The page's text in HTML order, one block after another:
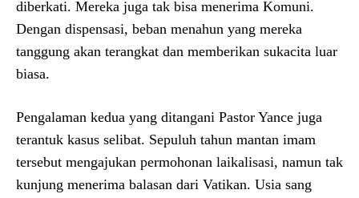
diberkati. Mereka juga tak bisa menerima Komuni.
Dengan dispensasi, beban menahun yang mereka
tanggung akan terangkat dan memberikan sukacita luar
biasa.
Pengalaman kedua yang ditangani Pastor Yance juga
terantuk kasus selibat. Sepuluh tahun mantan imam
tersebut mengajukan permohonan laikalisasi, namun tak
kunjung menerima balasan dari Vatikan. Usia sang